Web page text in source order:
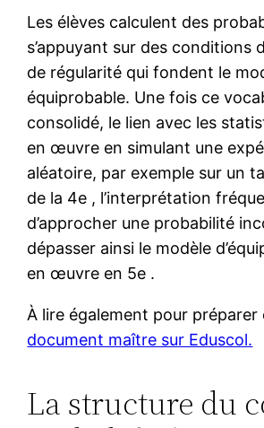
Les élèves calculent des
s’appuyant sur des conditions
de régularité qui fondent le
équiprobable. Une fois ce
consolidé, le lien avec les
en œuvre en simulant une
aléatoire, par exemple sur un
de la 4e , l’interprétation
d’approcher une probabilité
dépasser ainsi le modèle
en œuvre en 5e .
À lire également pour
document maître sur Eduscol.
La structure du